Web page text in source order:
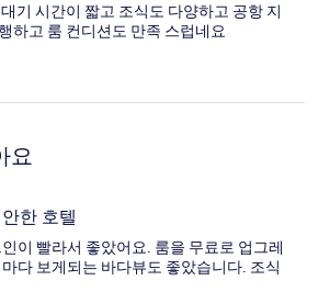
기 시간이 짧고 조식도 다양하고 공항 지
하고 룸 컨디션도 만족 스럽네요
요
한 호텔
이 빨라서 좋았어요. 룸을 무료로 업그레
다 보게되는 바다뷰도 좋았습니다. 조식